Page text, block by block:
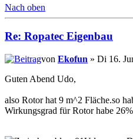
Nach oben
Re: Ropatec Eigenbau
von Ekofun » Di 16.
Guten Abend Udo,
also Rotor hat 9 m^2 Fläche.so
Wirkungsgrad für Rotor habe